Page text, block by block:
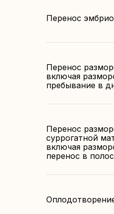
Перенос
Перенос
включая
пребывание в
Перенос
суррогатной
включая
перенос в